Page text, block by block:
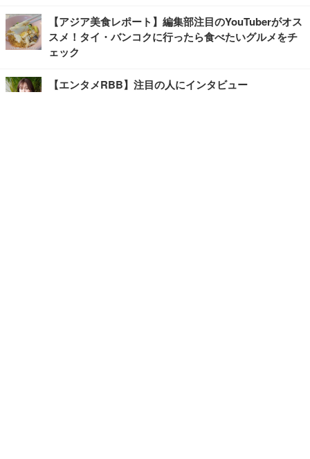
【アジア美食レポート】編集部注目のYouTuberがオス
スメ！タイ・バンコクに行ったら食べたいグルメをチ
ェック
【エンタメRBB】注目の人にインタビュー